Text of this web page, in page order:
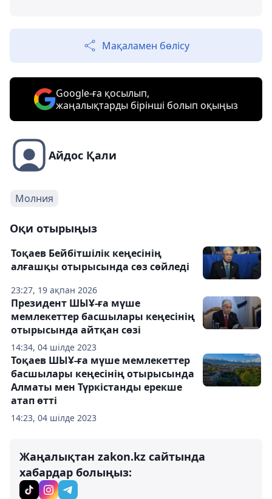
Мақаламен бөлісу
Google-ға қосылып,
жаңалықтарды бірінші болып оқыңыз
Айдос Қали
Молния
Оқи отырыңыз
23:27, 19 ақпан 2026
Тоқаев Бейбітшілік кеңесінің
алғашқы отырысында сөз сөйледі
14:34, 04 шілде 2023
Президент ШЫҰ-ға мүше
мемлекеттер басшылары кеңесінің
отырысында айтқан сөзі
14:23, 04 шілде 2023
Тоқаев ШЫҰ-ға мүше мемлекеттер
басшылары кеңесінің отырысында
Алматы мен Түркістанды ерекше
атап өтті
Жаңалықтан zakon.kz сайтында
хабардар болыңыз: